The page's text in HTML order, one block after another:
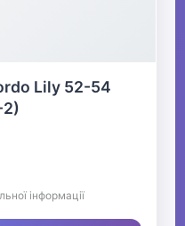
Lily 52-54
інформації